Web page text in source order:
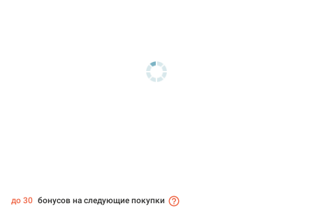
до 30 бонусов на следующие покупки